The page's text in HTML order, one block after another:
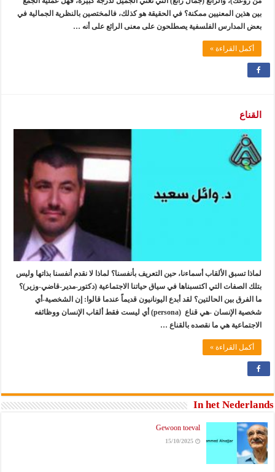
بين هذين المعنيين ممكنة؟ في الحقيقة هو كذلك، فالمختصين بالنظرية الجمالية في
بعض المدارس الفلسفية يصطلحون على معنى الرائع على أنه …
أكمل القراءة »
القناع
لماذا تسبق الألقاب أسماءنا، حين التعريف بأنفسنا؟ لماذا لا نقدم أنفسنا بذاتها وليس
بتلك الصفات التي اكتسبناها في سياق حياتنا الاجتماعية (دكتور-مدير-قاضي-وزير)؟
ما الفرق بين الحالتين؟ لقد أبدع اليونانيون قديماً عندما قالوا: إن الشخصية-أي
شخصية الإنسان -هي قناع (persona) أي ليست فقط ألقاب الإنسان ووظائفه
الاجتماعية هي ما نقصده بالقناع …
أكمل القراءة »
In het Nederlands
Gewoon toeval
15/10/2025